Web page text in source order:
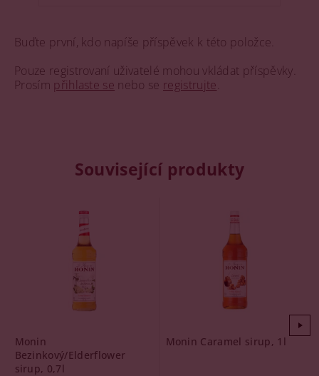
Buďte první, kdo napíše příspěvek k této položce.
Pouze registrovaní uživatelé mohou vkládat příspěvky.
Prosím přihlaste se nebo se registrujte
Související produkty
Monin
Bezinkový/Elderflower
sirup, 0,7l
Monin Caramel sirup, 1l